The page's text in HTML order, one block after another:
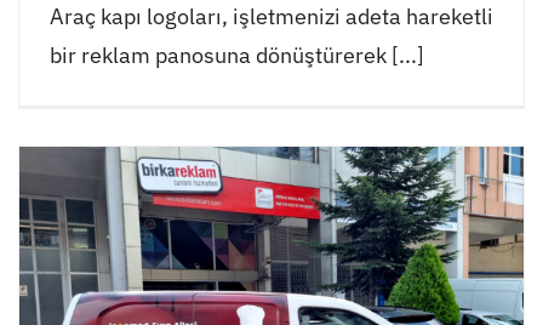
Araç kapı logoları, işletmenizi adeta hareketli
bir reklam panosuna dönüştürerek [...]